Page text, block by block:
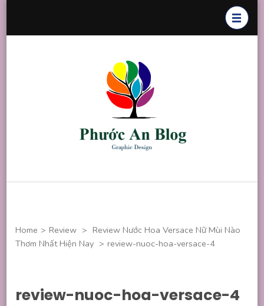
Home > Review > Review Nước Hoa Versace Nữ Mùi Nào
Thơm Nhất Hiện Nay > review-nuoc-hoa-versace-4
review-nuoc-hoa-versace-4